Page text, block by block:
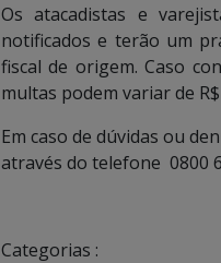
Os atacadistas e
notificados e terão um
fiscal de origem. Caso
multas podem variar de
Em caso de dúvidas ou
através do telefone 0800
Categorias :